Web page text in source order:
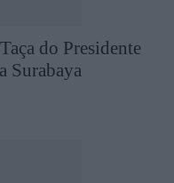
do Presidente
Surabaya